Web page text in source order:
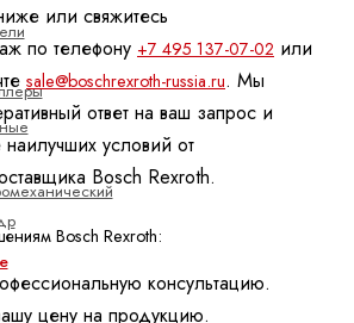
или свяжитесь
по телефону +7 495 137-07-02 или
sale@boschrexroth-russia.ru. Мы
ответ на ваш запрос и
условий от
Bosch Rexroth.
Bosch Rexroth:
консультацию.
цену на продукцию.